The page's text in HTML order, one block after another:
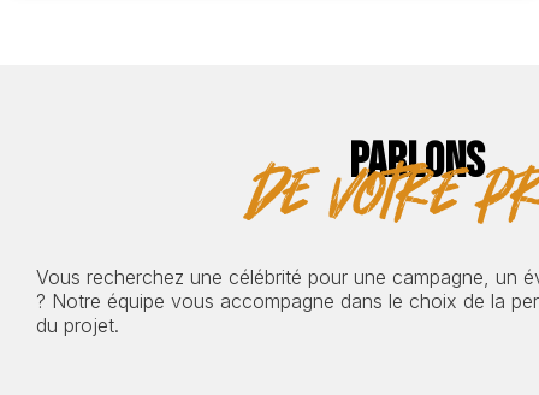
PARLONS
de votre
Vous recherchez une célébrité pour une campagne, un
? Notre équipe vous accompagne dans le choix de la
du projet.